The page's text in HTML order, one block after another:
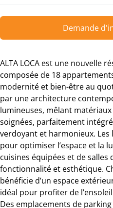
Demande
ALTA LOCA est une nouvelle
composée de 18
modernité et bien-être au
par une architecture
lumineuses, mêlant
soignées, parfaitement
verdoyant et harmonieux.
pour optimiser l’espace et la
cuisines équipées et de salles
fonctionnalité et esthétique.
bénéficie d’un espace
idéal pour profiter de
Des emplacements de